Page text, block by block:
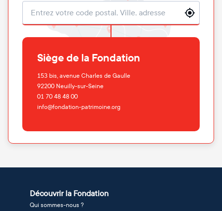
Localisation
Siège de la Fondation
153 bis, avenue Charles de Gaulle
92200 Neuilly-sur-Seine
01 70 48 48 00
info@fondation-patrimoine.org
Découvrir la Fondation
Qui sommes-nous ?